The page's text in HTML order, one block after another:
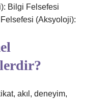
Bilgi Felsefesi
(Aksyoloji):
akıl, deneyim,